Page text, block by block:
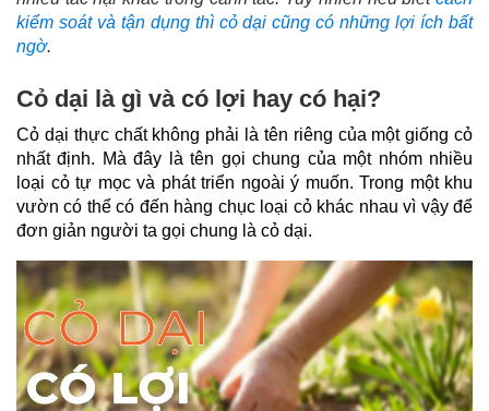
kiểm soát và tận dụng thì cỏ dại cũng có những lợi ích bất
ngờ.
Cỏ dại là gì và có lợi hay có hại?
Cỏ dại thực chất không phải là tên riêng của một giống cỏ
nhất định. Mà đây là tên gọi chung của một nhóm nhiều
loại cỏ tự mọc và phát triển ngoài ý muốn. Trong một khu
vườn có thể có đến hàng chục loại cỏ khác nhau vì vậy để
đơn giản người ta gọi chung là cỏ dại.